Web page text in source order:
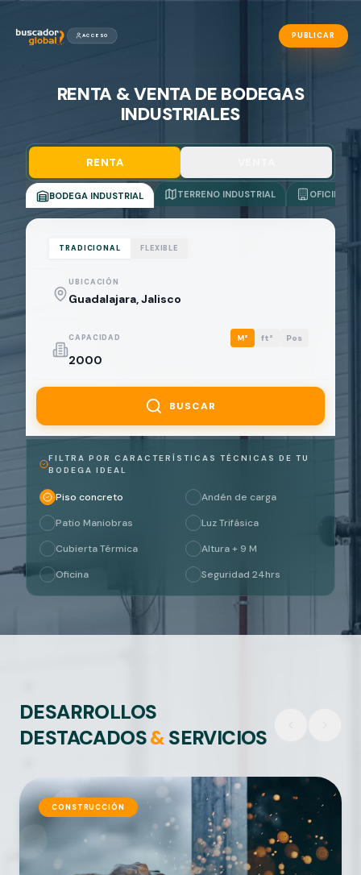
ACCESO PUBLICAR
RENTA & VENTA DE BODEGAS
INDUSTRIALES
RENTA
BODEGA INDUSTRIAL TERRENO INDUSTRIAL OFICINAS
TRADICIONAL FLEXIBLE
UBICACIÓN
CAPACIDAD M² ft² Pos
BUSCAR
FILTRA POR CARACTERÍSTICAS TÉCNICAS DE TU
BODEGA IDEAL
Piso concreto
Andén de carga
Patio Maniobras
Luz Trifásica
Cubierta Térmica
Altura + 9 M
Oficina
Seguridad 24hrs
DESARROLLOS
DESTACADOS&SERVICIOS
CONSTRUCCIÓN